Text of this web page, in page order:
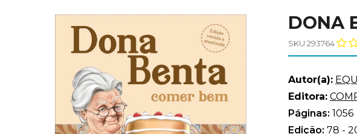
DONA
SKU 293764
Autor(a):
Editora:
Páginas: 1056
Edição: 78 -